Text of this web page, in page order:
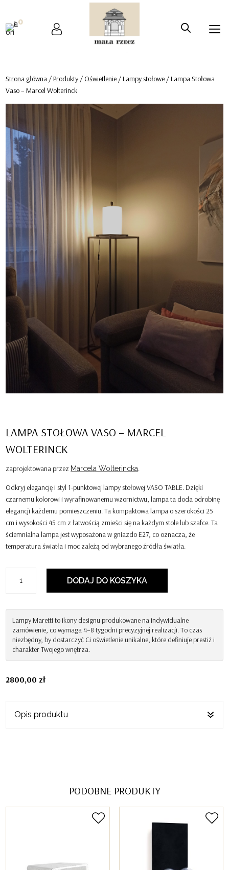
0
Strona główna /Produkty /Oświetlenie /Lampy stołowe / Lampa Stołowa
Vaso – Marcel Wolterinck
LAMPA STOŁOWA VASO – MARCEL
WOLTERINCK
zaprojektowana przez Marcela Wolterincka.
Odkryj elegancję i styl 1-punktowej lampy stołowej VASO TABLE. Dzięki
czarnemu kolorowi i wyrafinowanemu wzornictwu, lampa ta doda odrobinę
elegancji każdemu pomieszczeniu. Ta kompaktowa lampa o szerokości 25
cm i wysokości 45 cm z łatwością zmieści się na każdym stole lub szafce. Ta
ściemnialna lampa jest wyposażona w gniazdo E27, co oznacza, że ​​
temperatura światła i moc zależą od wybranego źródła światła.
Lampa
Vaso
Marcel
Wolterinck
DODAJ DO KOSZYKA
Lampy Maretti to ikony designu produkowane na indywidualne
zamówienie, co wymaga 4–8 tygodni precyzyjnej realizacji. To czas
niezbędny, by dostarczyć Ci oświetlenie unikalne, które definiuje prestiż i
charakter Twojego wnętrza.
2800,00 zł
Opis produktu
PODOBNE PRODUKTY